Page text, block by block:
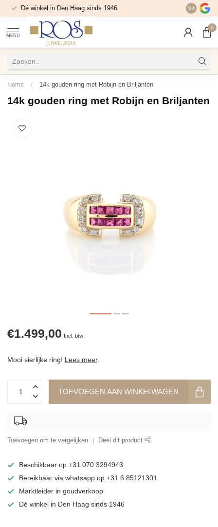
Dé winkel in Den Haag sinds 1946 9.4
MENU
0
Home / 14k gouden ring met Robijn en Briljanten
14k gouden ring met Robijn en Briljanten
€1.499,00 Incl. btw
Mooi sierlijke ring! Lees meer.
TOEVOEGEN AAN WINKELWAGEN
Toevoegen om te vergelijken Deel dit product
Beschikbaar op +31 070 3294943
Bereikbaar via whatsapp op +31 6 85121301
Marktleider in goudverkoop
Dé winkel in Den Haag sinds 1946